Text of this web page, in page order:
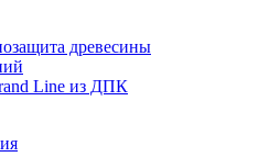
древесины
Line из ДПК